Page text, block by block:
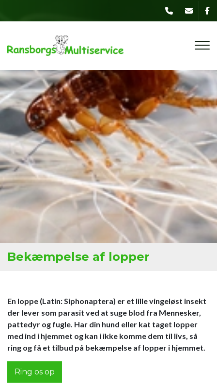
Bekæmpelse af lopper
En loppe (Latin: Siphonaptera) er et lille vingeløst insekt
der lever som parasit ved at suge blod fra Mennesker,
pattedyr og fugle. Har din hund eller kat taget lopper
med ind i hjemmet og kan i ikke komme dem til livs, så
ring og få et tilbud på bekæmpelse af lopper i hjemmet.
Ring os op